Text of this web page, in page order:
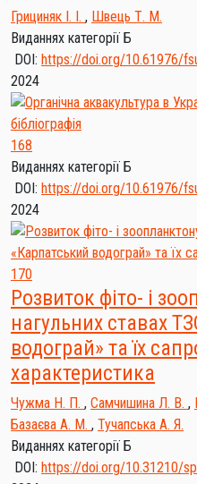
Грициняк І. І. , Швець Т. М.
Виданнях категорії Б
DOI: https://doi.org/10.61976/
2024
168
Виданнях категорії Б
DOI: https://doi.org/10.61976/
2024
170
Розвиток фіто- і
нагульних ставах
водограй» та їх
характеристика
Чужма Н. П. , Самчишина Л. В. ,
Базаєва А. М. , Тучапська А. Я.
Виданнях категорії Б
DOI: https://doi.org/10.31210/